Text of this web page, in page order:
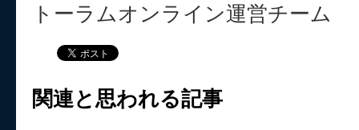
トーラムオンライン運営チーム
関連と思われる記事